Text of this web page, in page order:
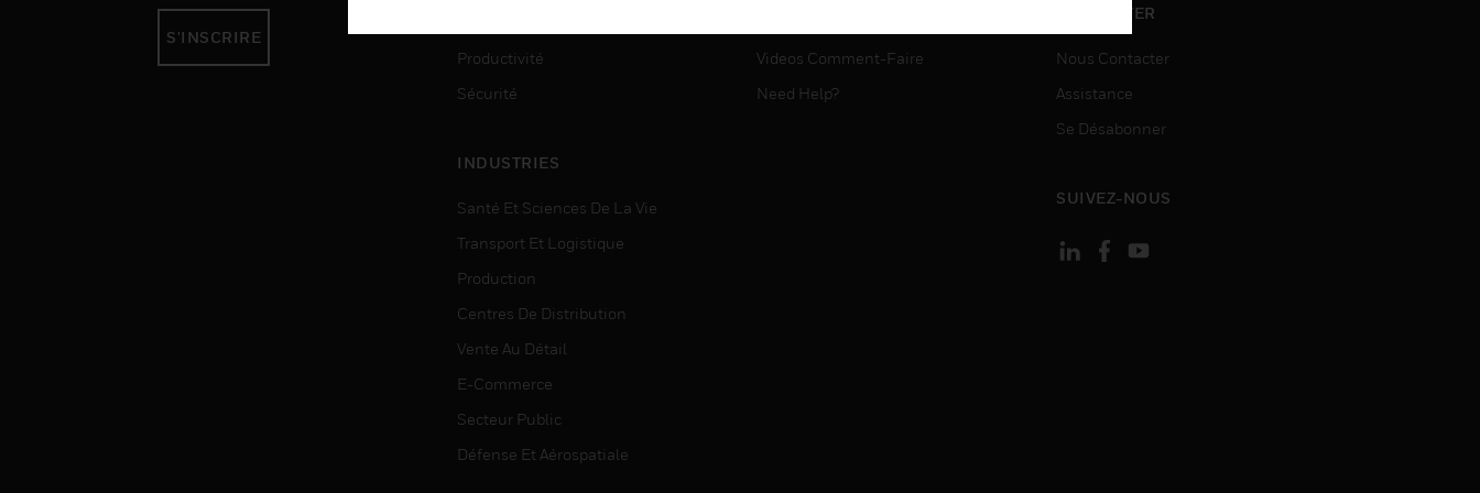
S'INSCRIRE
Productivité
Sécurité
INDUSTRIES
Santé Et Sciences De La Vie
Transport Et Logistique
Production
Centres De Distribution
Vente Au Détail
E-Commerce
Secteur Public
Défense Et Aérospatiale
Videos Comment-Faire
Need Help?
CONTACTER
Nous Contacter
Assistance
Se Désabonner
SUIVEZ-NOUS